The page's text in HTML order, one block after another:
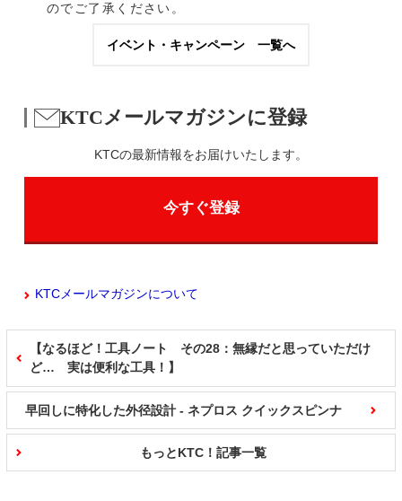
のでご了承ください。
イベント・キャンペーン 一覧へ
KTCメールマガジンに登録
KTCの最新情報をお届けいたします。
今すぐ登録
KTCメールマガジンについて
【なるほど！工具ノート その28：無縁だと思っていただけ
ど… 実は便利な工具！】
もっとKTC！記事一覧
早回しに特化した外径設計 - ネプロス クイックスピンナ